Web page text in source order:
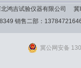
鸿吉试验仪器有限公司
冀
销售二部：
冀公网安备